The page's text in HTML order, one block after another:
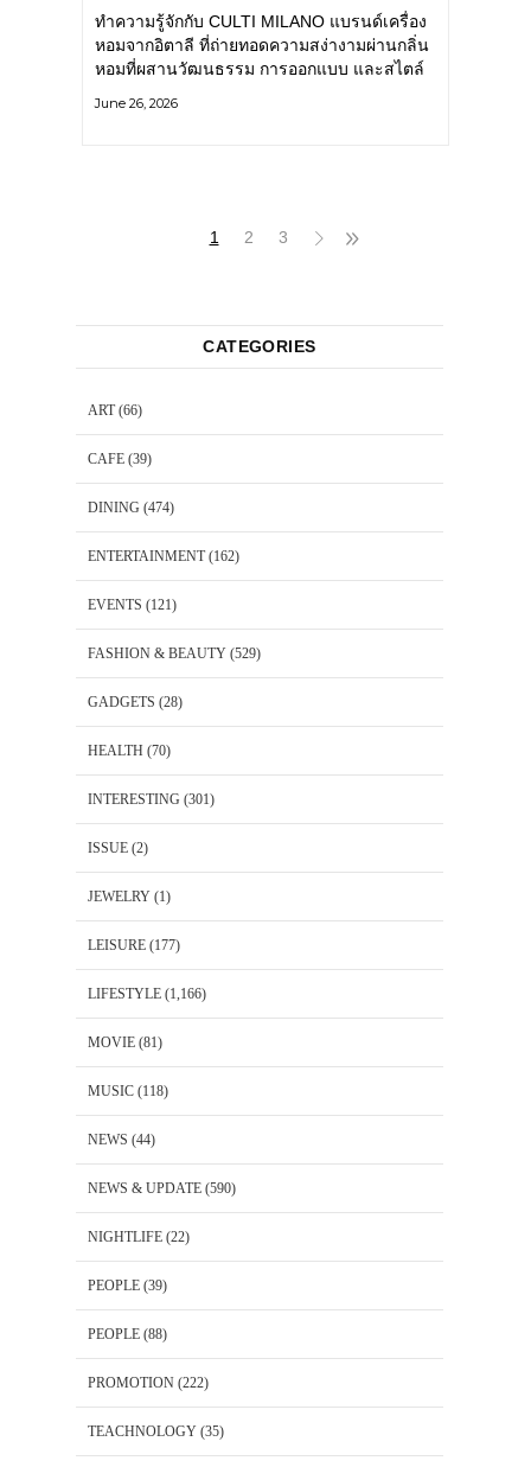
หอม ผสานสไตล์อันโดดเด่นอย่างลงตัว
ทำความรู้จักกับ CULTI MILANO แบรนด์เครื่อง
หอมจากอิตาลี ที่ถ่ายทอดความสง่างามผ่านกลิ่น
หอมที่ผสานวัฒนธรรม การออกแบบ และสไตล์
แบรนด์เครื่องหอมระดับลักชัวรีดีไซน์เอกลักษณ์
June 26, 2026
1 2 3
CATEGORIES
ART(66)
CAFE (39)
DINING (474)
ENTERTAINMENT(162)
EVENTS (121)
FASHION & BEAUTY (529)
GADGETS (28)
HEALTH (70)
INTERESTING (301)
ISSUE (2)
JEWELRY (1)
LEISURE (177)
LIFESTYLE (1,166)
MOVIE (81)
MUSIC (118)
NEWS (44)
NEWS & UPDATE (590)
NIGHTLIFE (22)
PEOPLE (39)
PEOPLE (88)
PROMOTION (222)
TEACHNOLOGY (35)